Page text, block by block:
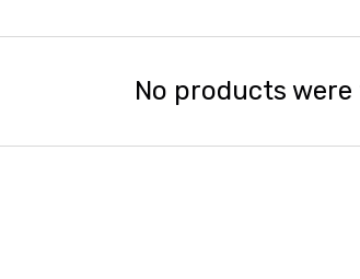
No products